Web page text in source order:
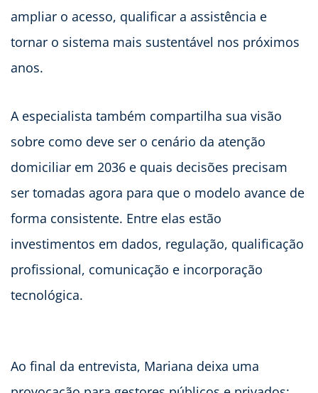
ampliar o acesso, qualificar a assistência e
tornar o sistema mais sustentável nos próximos
anos.
A especialista também compartilha sua visão
sobre como deve ser o cenário da atenção
domiciliar em 2036 e quais decisões precisam
ser tomadas agora para que o modelo avance de
forma consistente. Entre elas estão
investimentos em dados, regulação, qualificação
profissional, comunicação e incorporação
tecnológica.
Ao final da entrevista, Mariana deixa uma